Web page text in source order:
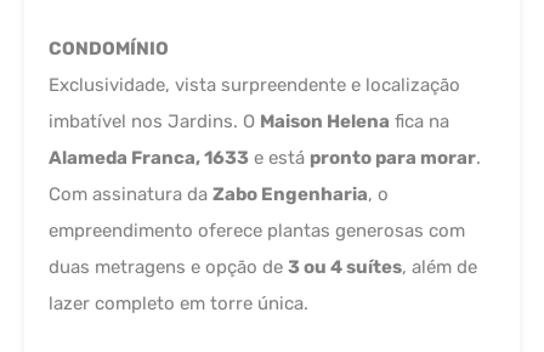
CONDOMÍNIO
Exclusividade, vista surpreendente e localização
imbatível nos Jardins. O Maison Helena fica na
Alameda Franca, 1633 e está pronto para morar.
Com assinatura da Zabo Engenharia, o
empreendimento oferece plantas generosas com
duas metragens e opção de 3 ou 4 suítes, além de
lazer completo em torre única.